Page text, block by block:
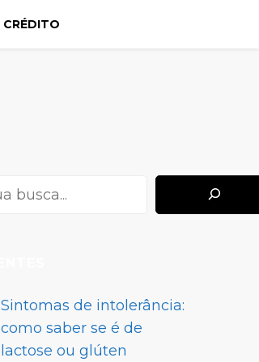
CRÉDITO
Sintomas de intolerância:
como saber se é de
lactose ou glúten